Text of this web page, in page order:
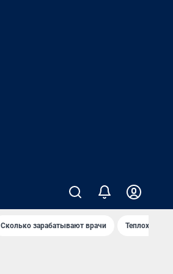
Сколько зарабатывают врачи Теплоход